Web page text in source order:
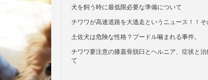
犬を飼う時に最低限必要な準備について
チワワが高速道路を大逃走というニュース！！そ
土佐犬は危険な性格？プードル噛まれる事件。
チワワ要注意の膝蓋骨脱臼とヘルニア、症状と
て